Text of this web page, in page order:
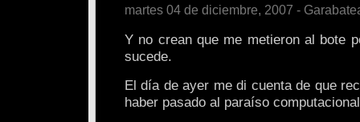
martes 04 de diciembre, 2007 -
Y no crean que me metieron al bote
sucede.
El día de ayer me di cuenta de que
haber pasado al paraíso